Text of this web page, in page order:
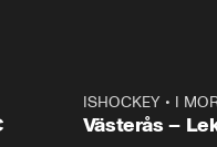
Plus
ISHOCKEY• I
Västerås –